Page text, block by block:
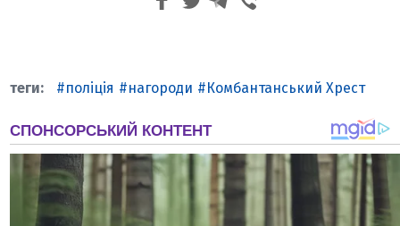
поліція нагороди Комбантанський Хрест